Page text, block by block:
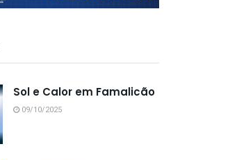
Sol e Calor em Famalicão
09/10/2025